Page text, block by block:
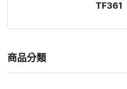
TF361
商品分類